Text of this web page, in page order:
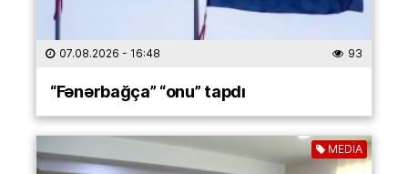
07.08.2026 - 16:48 93
“Fənərbağça” “onu” tapdı
MEDİA